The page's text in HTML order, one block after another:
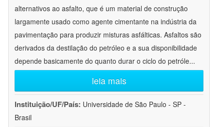
alternativos ao asfalto, que é um material de construção
largamente usado como agente cimentante na indústria da
pavimentação para produzir misturas asfálticas. Asfaltos são
derivados da destilação do petróleo e a sua disponibilidade
depende basicamente do quanto durar o ciclo do petróle...
leia mais
Instituição/UF/País: Universidade de São Paulo - SP -
Brasil